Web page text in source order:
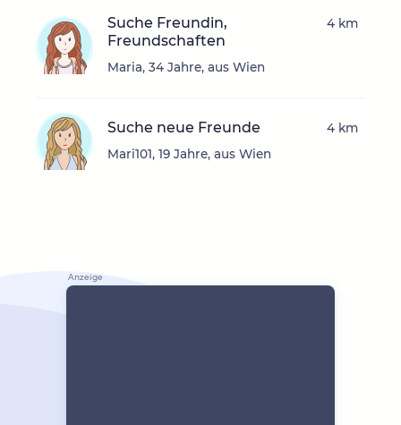
Suche Freundin,
Freundschaften
Maria, 34 Jahre, aus Wien
4 km
Suche neue Freunde
Mari101, 19 Jahre, aus Wien
4 km